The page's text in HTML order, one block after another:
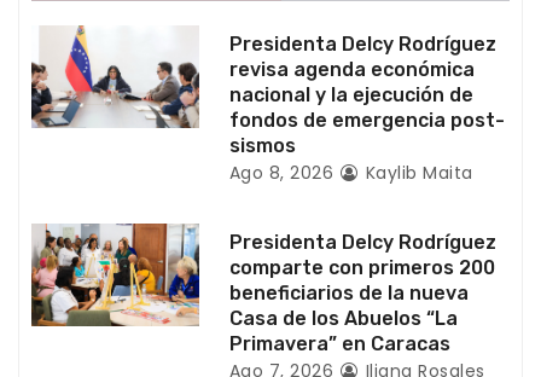
e
e
n
r
a
d
Presidenta Delcy Rodríguez
revisa agenda económica
nacional y la ejecución de
fondos de emergencia post-
sismos
Ago 8, 2026 Kaylib Maita
Presidenta Delcy Rodríguez
comparte con primeros 200
beneficiarios de la nueva
Casa de los Abuelos “La
Primavera” en Caracas
Ago 7, 2026 Iliana Rosales